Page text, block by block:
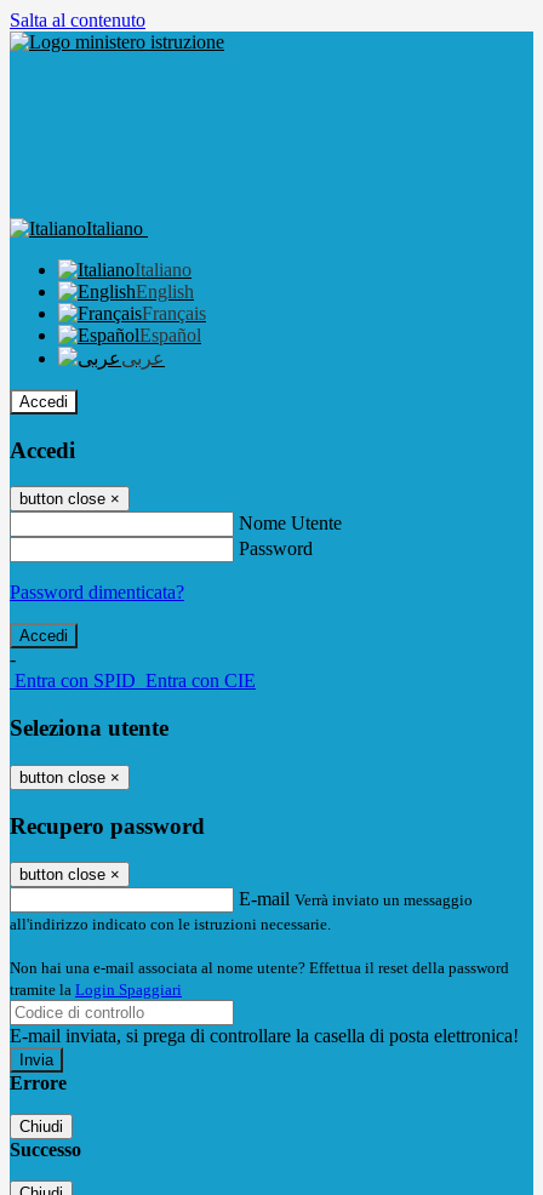
Salta al contenuto
Italiano
Italiano
English
Français
Español
عربى
Accedi
Accedi
button close ×
Nome Utente
Password
Password dimenticata?
-
Entra con SPID Entra con CIE
Seleziona utente
button close ×
Recupero password
button close ×
E-mail Verrà inviato un messaggio
all'indirizzo indicato con le istruzioni necessarie.
Non hai una e-mail associata al nome utente? Effettua il reset della password
tramite la Login Spaggiari
E-mail inviata, si prega di controllare la casella di posta elettronica!
Errore
Chiudi
Successo